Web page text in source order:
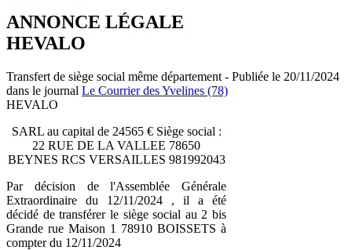
ANNONCE LÉGALE
HEVALO
Transfert de siège social même département - Publiée le 20/11/2024
dans le journal Le Courrier des Yvelines (78)
HEVALO
SARL au capital de 24565 € Siège social :
22 RUE DE LA VALLEE 78650
BEYNES RCS VERSAILLES 981992043
Par décision de l'Assemblée Générale
Extraordinaire du 12/11/2024 , il a été
décidé de transférer le siège social au 2 bis
Grande rue Maison 1 78910 BOISSETS à
compter du 12/11/2024